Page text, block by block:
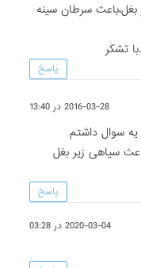
بغل،باعث سرطان سینه
تشکر
پاسخ
2016-03-28 در 13:40
سوال داشتم
سیاهی زیر بغل
پاسخ
2020-03-04 در 03:28